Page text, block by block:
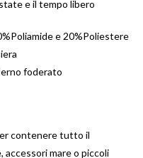
e il tempo libero
e 20%Poliestere
foderato
contenere tutto il
accessori mare o piccoli